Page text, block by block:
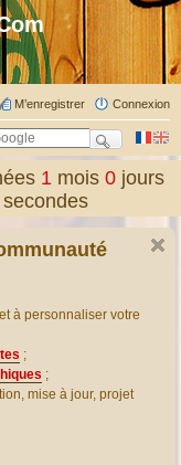
Connexion
M’enregistrer
1 mois0 jours
secondes
à personnaliser votre
;
;
mise à jour, projet